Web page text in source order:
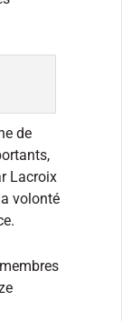
de
Lacroix
volonté